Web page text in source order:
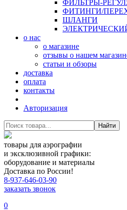
ФИЛЬТРЫ-
ФИТИНГИ/
ШЛАНГИ
о нас
о магазине
отзывы о нашем
статьи и обзоры
доставка
оплата
контакты
Авторизация
Найти
товары для аэрографии
и эксклюзивной графики:
оборудование и материалы
Доставка по России!
8-937-646-03-90
заказать звонок
0